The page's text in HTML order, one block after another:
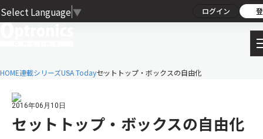
Select Language ▼ ログイン
HOME連載シリーズUSA Todayセットトップ・ボックスの自由化
2016年06月10日
セットトップ・ボックスの自由化